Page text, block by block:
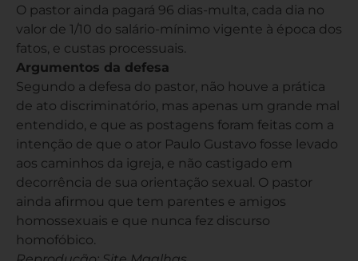
O pastor ainda pagará 96 dias-multa, cada dia no
valor de 1/10 do salário-mínimo vigente à época dos
fatos, e custas processuais.
Argumentos da defesa
Segundo a defesa do pastor, não houve a prática
de ato discriminatório, mas apenas um grande mal
entendido, e que as postagens foram feitas com a
intenção de que o ator Paulo Gustavo fosse levado
aos caminhos da igreja, e não castigado em
decorrência de sua orientação sexual. O pastor
ainda afirmou que tem parentes e amigos
homossexuais e que nunca fez discurso
homofóbico.